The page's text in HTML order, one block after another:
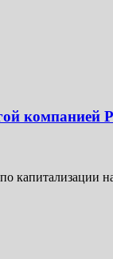
компанией